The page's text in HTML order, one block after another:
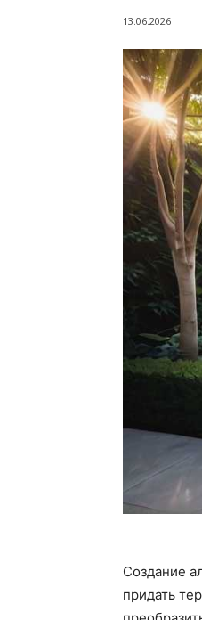
13.06.2026
Создание
придать